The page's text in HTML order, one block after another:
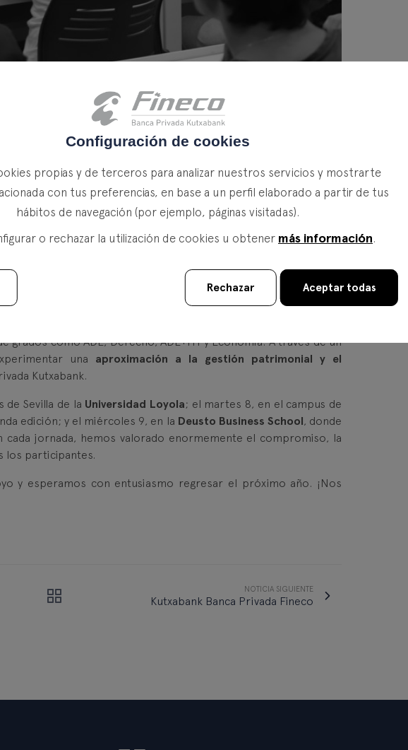
compromiso con el talento
del Fineco Challenge
del
grados como ADE, Derecho, ADE+ITI y Economía. A través de un
una aproximación a la gestión patrimonial y el
Kutxabank.
Sevilla de la Universidad Loyola; el martes 8, en el campus de
edición; y el miércoles 9, en la Deusto Business School, donde
jornada, hemos valorado enormemente el compromiso, la
los participantes.
y esperamos con entusiasmo regresar el próximo año. ¡Nos
NOTICIA SIGUIENTE
Kutxabank Banca Privada Fineco
Configuración de cookies
propias y de terceros para analizar nuestros servicios y mostrarte
con tus preferencias, en base a un perfil elaborado a partir de tus
hábitos de navegación (por ejemplo, páginas visitadas).
o rechazar la utilización de cookies u obtener más información.
Rechazar Aceptar todas